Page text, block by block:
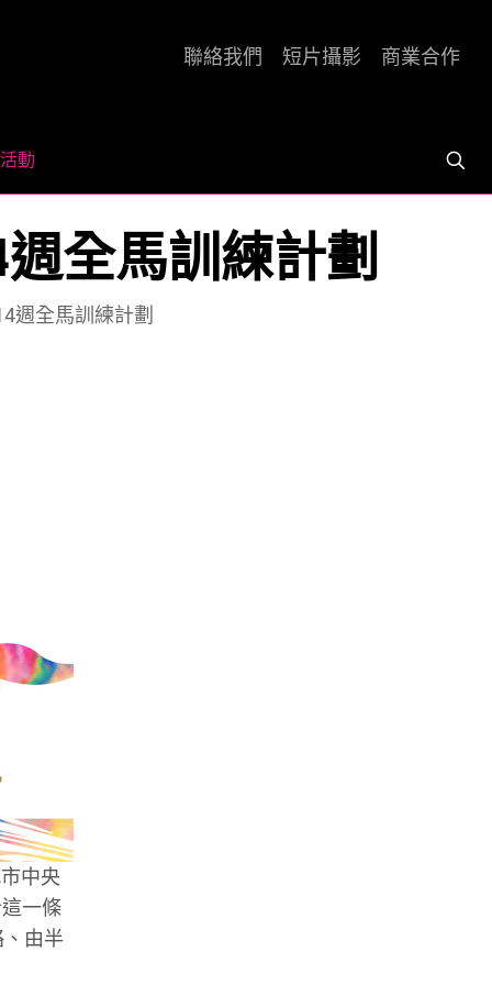
活動
聯絡我們 短片攝影 商業合作
全馬訓練計劃
週全馬訓練計劃
中央
一條
由半